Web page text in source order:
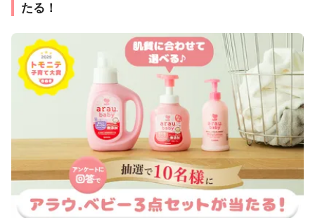
たる！